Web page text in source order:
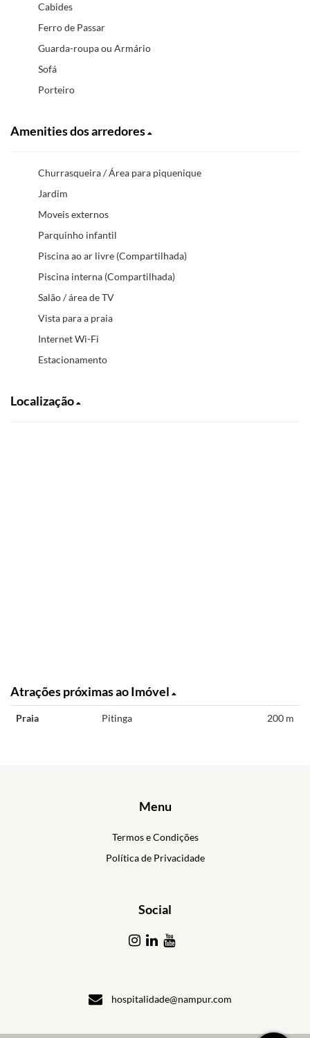
Cabides
Ferro de Passar
Guarda-roupa ou Armário
Sofá
Porteiro
Amenities dos arredores
Churrasqueira / Área para piquenique
Jardim
Moveis externos
Parquinho infantil
Piscina ao ar livre (Compartilhada)
Piscina interna (Compartilhada)
Salão / área de TV
Vista para a praia
Internet Wi-Fi
Estacionamento
Localização
Atrações próximas ao Imóvel
Praia Pitinga 200 m
Menu
Termos e Condições
Política de Privacidade
Social
hospitalidade@nampur.com